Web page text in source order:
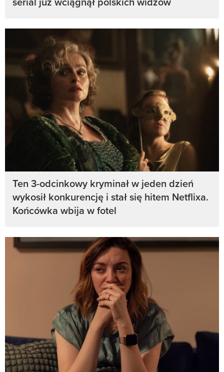
Ten 3-odcinkowy kryminał w jeden dzień
wykosił konkurencję i stał się hitem Netflixa.
Końcówka wbija w fotel